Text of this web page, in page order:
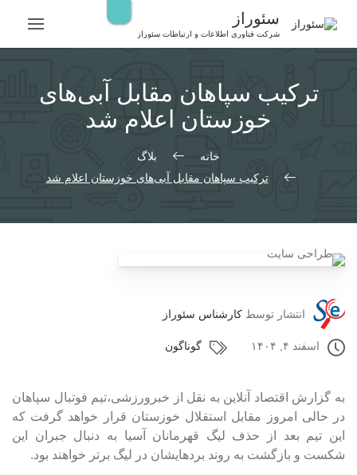
سئوراز
شرکت فناوری اطلاعات و ارتباطات سئوراز
ترکیب سپاهان مقابل آبی‌های
خوزستان اعلام شد
خانه
بلاگ
ترکیب سپاهان مقابل آبی‌های خوزستان اعلام شد
انتشار توسط کارشناس سئوراز
اسفند ۴, ۱۴۰۴ گوناگون
به گزارش اقتصاد آنلاین به نقل از خبرورزشی،تیم فوتبال سپاهان
در حالی امروز مقابل استقلال خوزستان قرار خواهد گرفت که
این تیم بعد از حذف لیگ قهرمانان آسیا به دنبال جبران این
شکست و بازگشت به روند بردهایشان در لیگ برتر خواهند بود.